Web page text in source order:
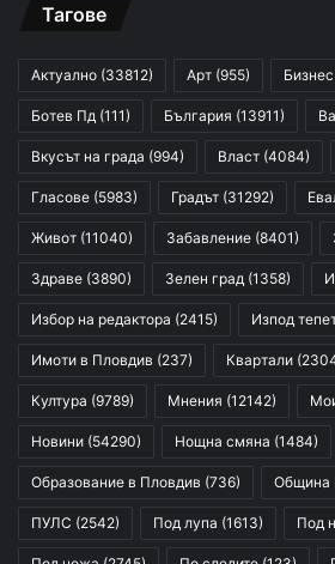
Тагове
Актуално (33812) Арт (955) Бизнес
Ботев Пд (111) България (13911)
Вкусът на града (994) Власт (4084)
Гласове (5983) Градът (31292)
Живот (11040) Забавление (8401)
Здраве (3890) Зелен град (1358)
Избор на редактора (2415) Изпод
Имоти в Пловдив (237) Квартали
Култура (9789) Мнения (12142)
Новини (54290) Нощна смяна (1484)
Образование в Пловдив (736) Община
ПУЛС (2542) Под лупа (1613) Под